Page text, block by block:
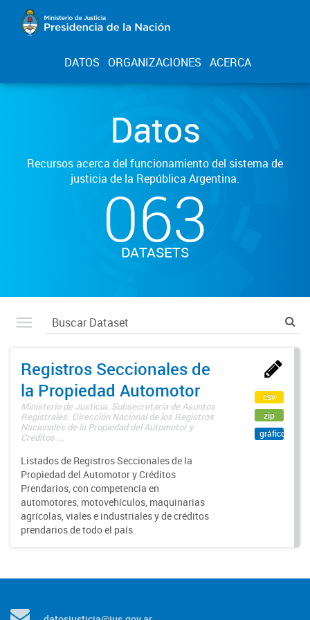
DATOS ORGANIZACIONES ACERCA
Datos
Recursos acerca del funcionamiento del sistema de
justicia de la República Argentina.
063
DATASETS
Registros Seccionales de
la Propiedad Automotor
Ministerio de Justicia. Subsecretaría de Asuntos
Registrales. Dirección Nacional de los Registros
Nacionales de la Propiedad del Automotor y
Créditos ...
Listados de Registros Seccionales de la
Propiedad del Automotor y Créditos
Prendarios, con competencia en
automotores, motovehículos, maquinarias
agrícolas, viales e industriales y de créditos
prendarios de todo el país.
csv
zip
gráfico